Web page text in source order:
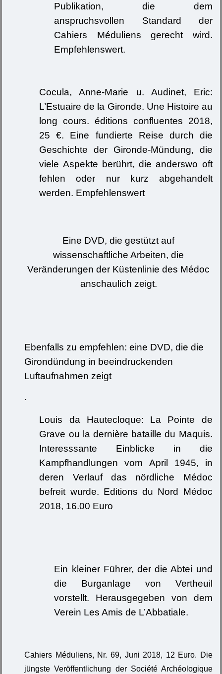
Publikation, die dem
anspruchsvollen Standard der
Cahiers Méduliens gerecht wird.
Empfehlenswert.
Cocula, Anne-Marie u. Audinet, Eric:
L’Estuaire de la Gironde. Une Histoire au
long cours. éditions confluentes 2018,
25 €. Eine fundierte Reise durch die
Geschichte der Gironde-Mündung, die
viele Aspekte berührt, die anderswo oft
fehlen oder nur kurz abgehandelt
werden. Empfehlenswert
Eine DVD, die gestützt auf
wissenschaftliche Arbeiten, die
Veränderungen der Küstenlinie des Médoc
anschaulich zeigt.
Ebenfalls zu empfehlen: eine DVD, die die
Girondündung in beeindruckenden
Luftaufnahmen zeigt
.
Louis da Hautecloque: La Pointe de
Grave ou la dernière bataille du Maquis.
Interesssante Einblicke in die
Kampfhandlungen vom April 1945, in
deren Verlauf das nördliche Médoc
befreit wurde. Editions du Nord Médoc
2018, 16.00 Euro
Ein kleiner Führer, der die Abtei und
die Burganlage von Vertheuil
vorstellt. Herausgegeben von dem
Verein Les Amis de L’Abbatiale.
Cahiers Méduliens, Nr. 69, Juni 2018, 12 Euro. Die
jüngste Veröffentlichung der Société Archéologique